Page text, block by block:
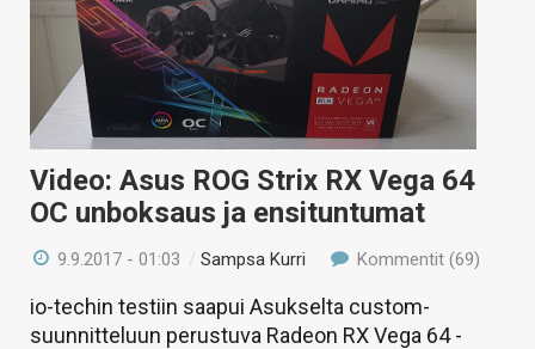
KAUPPA
VAIHDA TEEMA
HAKU
Video: Asus ROG Strix RX Vega 64
OC unboksaus ja ensituntumat
9.9.2017 - 01:03 /Sampsa Kurri Kommentit (69)
io-techin testiin saapui Asukselta custom-
suunnitteluun perustuva Radeon RX Vega 64 -